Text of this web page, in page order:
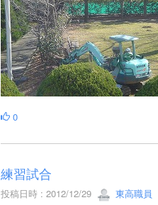
0
練習試合
投稿日時 : 2012/12/29 東高職員